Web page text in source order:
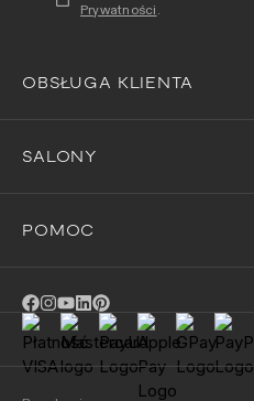
OBSŁUGA KLIENTA
SALONY
POMOC
Prywatności .